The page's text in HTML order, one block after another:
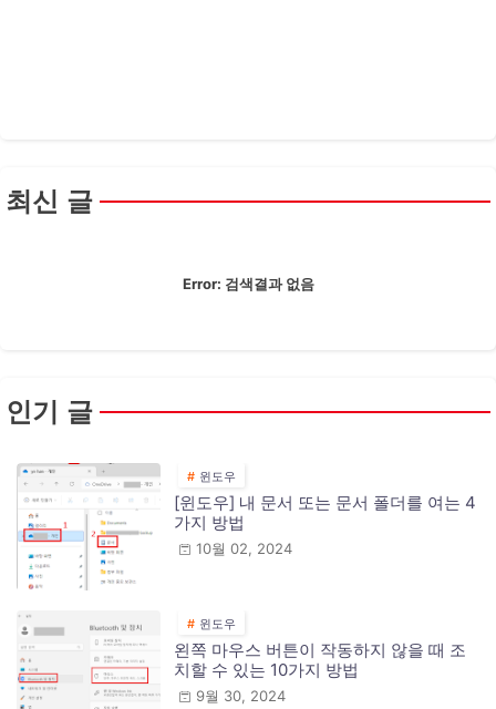
최신 글
Error: 검색결과 없음
인기 글
윈도우
[윈도우] 내 문서 또는 문서 폴더를 여는 4
가지 방법
10월 02, 2024
윈도우
왼쪽 마우스 버튼이 작동하지 않을 때 조
치할 수 있는 10가지 방법
9월 30, 2024